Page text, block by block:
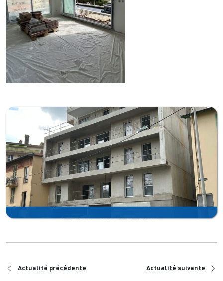
< Actualité précédente >
Actualité suivante